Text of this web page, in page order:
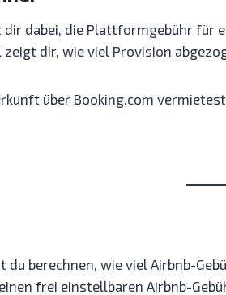
dabei, die Plattformgebühr für
zeigt dir, wie viel Provision
über Booking.com
du berechnen, wie viel Airbnb-
frei einstellbaren Airbnb-